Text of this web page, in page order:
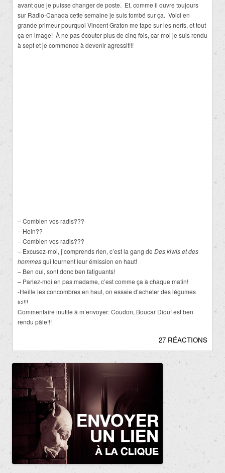
avant que je puisse changer de poste. Et, comme il ouvre toujours
sur Radio-Canada cette semaine je suis tombé sur ça. Voici en
grande primeur pourquoi Vincent Graton me tape sur les nerfs, et tout
ça en image! À ne pas écouter plus de cinq fois, car moi je suis rendu
à sept et je commence à devenir agressif!!!
– Combien vos radis???
– Hein??
– Combien vos radis???
– Excusez-moi, j’comprends rien, c’est la gang de Des kiwis et des
hommesqui tournent leur émission en haut!
– Ben oui, sont donc ben fatiguants!
– Parlez-moi en pas madame, c’est comme ça à chaque matin!
-Heille les concombres en haut, on essaie d’acheter des légumes
ici!!!
Commentaire inutile à m’envoyer: Coudon, Boucar Diouf est ben
rendu pâle!!!
27 RÉACTIONS